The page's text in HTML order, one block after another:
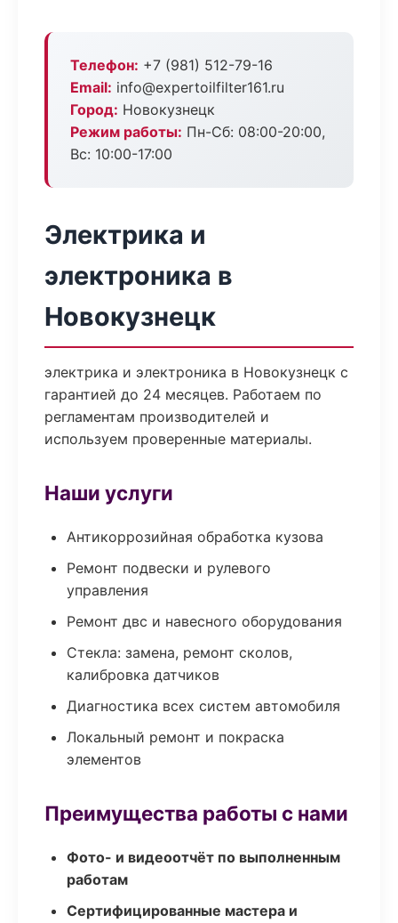
Телефон: +7 (981) 512-79-16
Email: info@expertoilfilter161.ru
Город: Новокузнецк
Режим работы: Пн-Сб: 08:00-20:00,
Вс: 10:00-17:00
Электрика и
электроника в
Новокузнецк
электрика и электроника в Новокузнецк с
гарантией до 24 месяцев. Работаем по
регламентам производителей и
используем проверенные материалы.
Наши услуги
Антикоррозийная обработка кузова
Ремонт подвески и рулевого
управления
Ремонт двс и навесного оборудования
Стекла: замена, ремонт сколов,
калибровка датчиков
Диагностика всех систем автомобиля
Локальный ремонт и покраска
элементов
Преимущества работы с нами
Фото- и видеоотчёт по выполненным
работам
Сертифицированные мастера и